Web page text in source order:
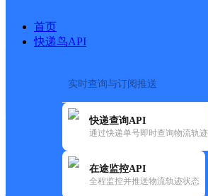
首页
快递鸟API
实时查询与订阅推送
快递查询API
通过快递单号即时查询物流轨迹
在途监控API
全程监控并推送物流轨迹状态
快递大全 > 快递网点
快递大全 快运大全